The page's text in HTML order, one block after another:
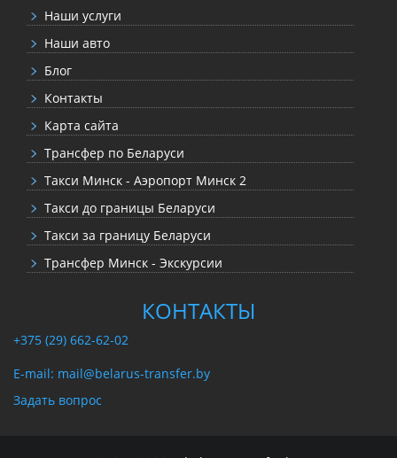
Наши услуги
Наши авто
Блог
Контакты
Карта сайта
Трансфер по Беларуси
Такси Минск - Аэропорт Минск 2
Такси до границы Беларуси
Такси за границу Беларуси
Трансфер Минск - Экскурсии
КОНТАКТЫ
+375 (29) 662-62-02
E-mail: mail@belarus-transfer.by
Задать вопрос